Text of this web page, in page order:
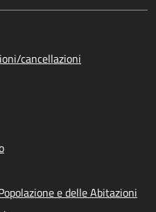
cancellazioni
e delle Abitazioni